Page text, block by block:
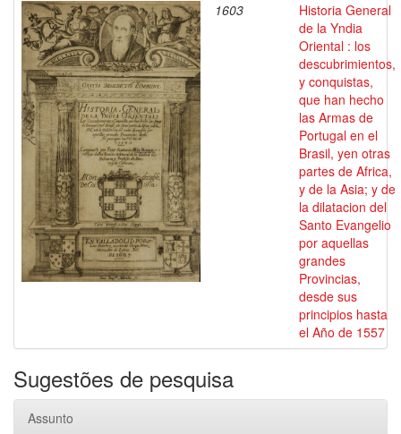
1603
Historia General
de la Yndia
Oriental : los
descubrimientos,
y conquistas,
que han hecho
las Armas de
Portugal en el
Brasil, yen otras
partes de Africa,
y de la Asia; y de
la dilatacion del
Santo Evangelio
por aquellas
grandes
Provincias,
desde sus
principios hasta
el Año de 1557
Sugestões de pesquisa
Assunto